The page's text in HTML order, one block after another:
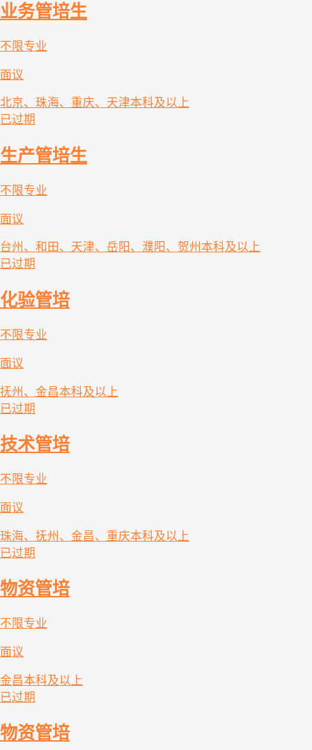
业务管培生
不限专业
面议
北京、珠海、重庆、天津本科及以上
已过期
生产管培生
不限专业
面议
台州、和田、天津、岳阳、濮阳、贺州 本科及以上
已过期
化验管培
不限专业
面议
抚州、金昌本科及以上
已过期
技术管培
不限专业
面议
珠海、抚州、金昌、重庆本科及以上
已过期
物资管培
不限专业
面议
金昌本科及以上
已过期
物资管培